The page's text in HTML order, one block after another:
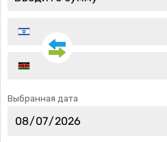
Выбранная дата